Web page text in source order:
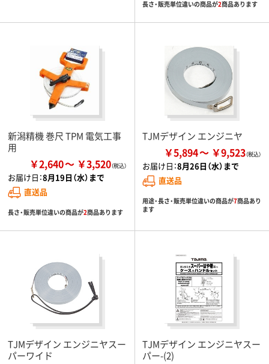
長さ・販売単位違いの商品が2商品あります
新潟精機 巻尺 TPM 電気工事
用
￥2,640 ￥3,520
お届け日：8月19日（水）まで
直送品
長さ・販売単位違いの商品が2商品あります
TJMデザイン エンジニヤ
￥5,894 ￥9,523
お届け日：8月26日（水）まで
直送品
用途・長さ・販売単位違いの商品が7商品あり
ます
TJMデザイン エンジニヤスー
パーワイド
TJMデザイン エンジニヤスー
パー-(2)